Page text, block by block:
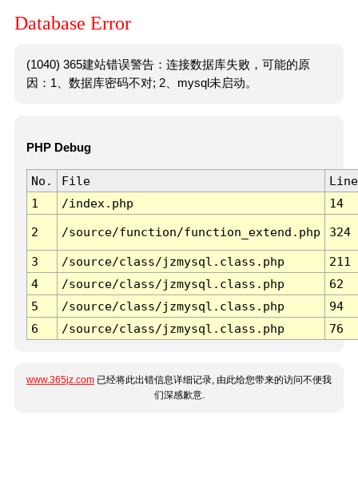
Database Error
(1040) 365建站错误警告：连接数据库失败，可能的原
因：1、数据库密码不对; 2、mysql未启动。
PHP Debug
No. File
Line
1
/index.php 14
2 /source/function/function_extend.php 324
3 /source/class/jzmysql.class.php
211
4
/source/class/jzmysql.class.php
62
5
/source/class/jzmysql.class.php
94
6
/source/class/jzmysql.class.php 76
www.365jz.com 已经将此出错信息详细记录, 由此给您带来的访问不便我
们深感歉意.